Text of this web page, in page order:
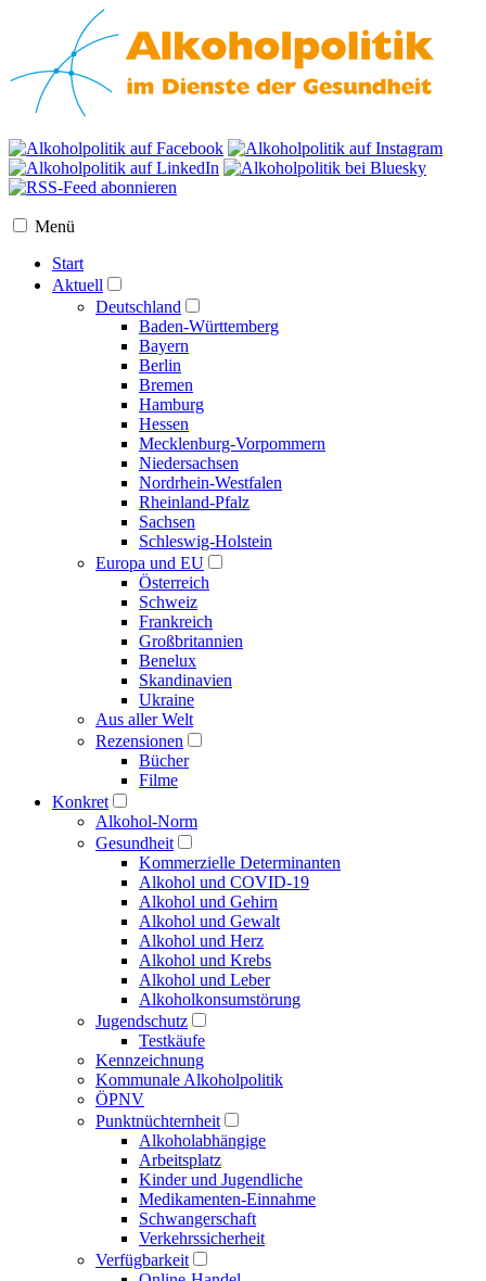
Menü
Start
Aktuell
Deutschland
Baden-Württemberg
Bayern
Berlin
Bremen
Hamburg
Hessen
Mecklenburg-Vorpommern
Niedersachsen
Nordrhein-Westfalen
Rheinland-Pfalz
Sachsen
Schleswig-Holstein
Europa und EU
Österreich
Schweiz
Frankreich
Großbritannien
Benelux
Skandinavien
Ukraine
Aus aller Welt
Rezensionen
Bücher
Filme
Konkret
Alkohol-Norm
Gesundheit
Kommerzielle Determinanten
Alkohol und COVID-19
Alkohol und Gehirn
Alkohol und Gewalt
Alkohol und Herz
Alkohol und Krebs
Alkohol und Leber
Alkoholkonsumstörung
Jugendschutz
Testkäufe
Kennzeichnung
Kommunale Alkoholpolitik
ÖPNV
Punktnüchternheit
Alkoholabhängige
Arbeitsplatz
Kinder und Jugendliche
Medikamenten-Einnahme
Schwangerschaft
Verkehrssicherheit
Verfügbarkeit